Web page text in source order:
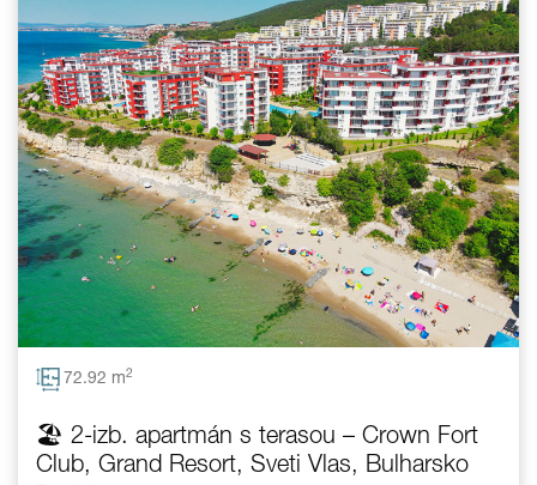
72.92 m2
🏖️ 2-izb. apartmán s terasou – Crown Fort
Club, Grand Resort, Sveti Vlas, Bulharsko